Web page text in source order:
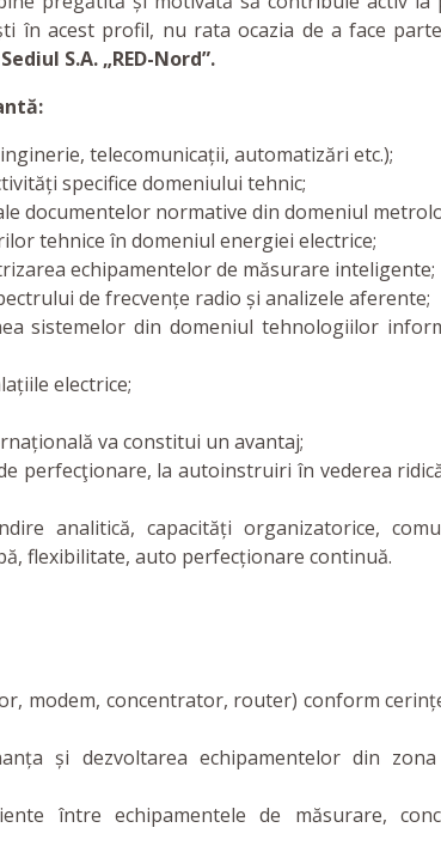
în acest profil, nu rata ocazia de a face
Sediul S.A. „RED-Nord”.
telecomunicații, automatizări etc.);
specifice domeniului tehnic;
documentelor normative din domeniul
tehnice în domeniul energiei electrice;
echipamentelor de măsurare inteligente;
de frecvențe radio și analizele aferente;
sistemelor din domeniul tehnologiilor
electrice;
va constitui un avantaj;
perfecţionare, la autoinstruiri în vederea
analitică, capacități organizatorice,
flexibilitate, auto perfecționare continuă.
modem, concentrator, router) conform
și dezvoltarea echipamentelor din
între echipamentele de măsurare,